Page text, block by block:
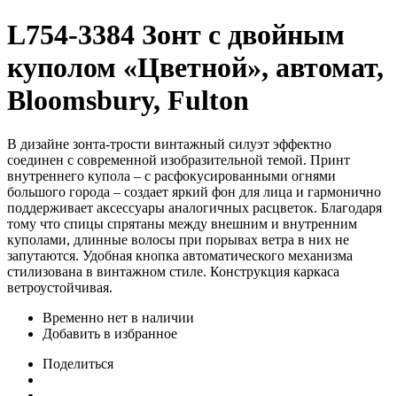
L754-3384 Зонт с двойным
куполом «Цветной», автомат,
Bloomsbury, Fulton
В дизайне зонта-трости винтажный силуэт эффектно
соединен с современной изобразительной темой. Принт
внутреннего купола – с расфокусированными огнями
большого города – создает яркий фон для лица и гармонично
поддерживает аксессуары аналогичных расцветок. Благодаря
тому что спицы спрятаны между внешним и внутренним
куполами, длинные волосы при порывах ветра в них не
запутаются. Удобная кнопка автоматического механизма
стилизована в винтажном стиле. Конструкция каркаса
ветроустойчивая.
Временно нет в наличии
Добавить в избранное
Поделиться